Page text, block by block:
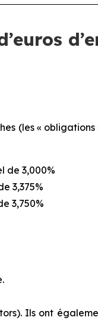
(les «
de 3,000%
3,375%
3,750%
. Ils ont